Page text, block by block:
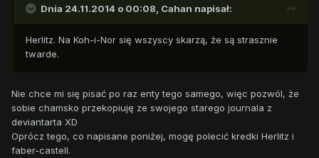
Dnia 24.11.2014 o 00:08, Cahan napisał:
Herlitz. Na Koh-i-Nor się wszyscy skarzą, że są strasznie
twarde.
Nie chce mi się pisać po raz enty tego samego, więc pozwól, że
sobie chamsko przekopiuję ze swojego starego journala z
deviantarta XD
Oprócz tego, co napisane poniżej, mogę polecić kredki Herlitz i
faber-castell.